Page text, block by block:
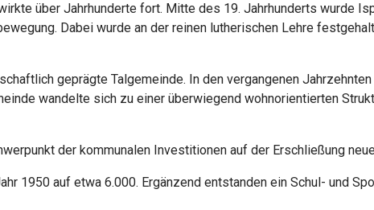
über Jahrhunderte fort. Mitte des 19. Jahrhunderts wurde
Dabei wurde an der reinen lutherischen Lehre
geprägte Talgemeinde. In den vergangenen
wandelte sich zu einer überwiegend wohnorientierten
der kommunalen Investitionen auf der Erschließung
1950 auf etwa 6.000. Ergänzend entstanden ein Schul- und